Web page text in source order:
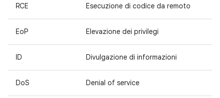
RCE Esecuzione di codice da remoto
EoP Elevazione dei privilegi
ID Divulgazione di informazioni
DoS Denial of service